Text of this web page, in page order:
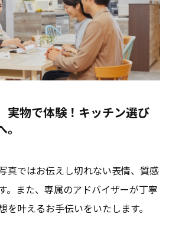
実物で体験！キッチン選び
真ではお伝えし切れない表情、質感
。また、専属のアドバイザーが丁寧
を叶えるお手伝いをいたします。